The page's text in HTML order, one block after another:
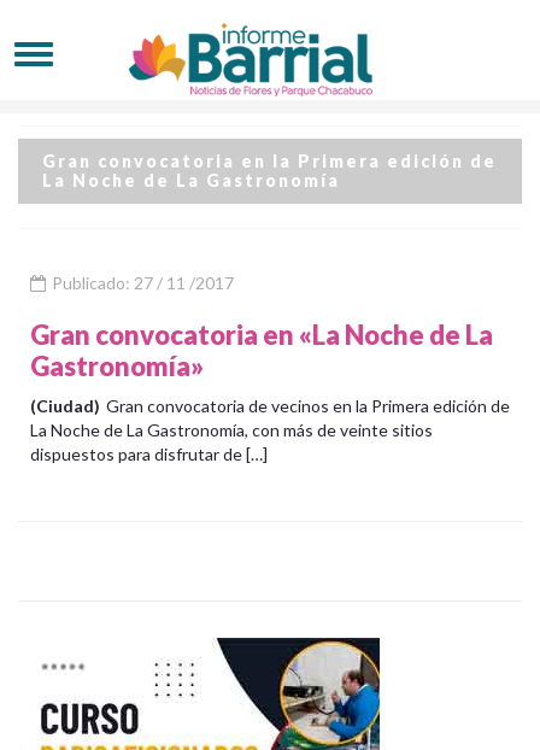
Gran convocatoria en la Primera edición de
La Noche de La Gastronomía
Publicado: 27 / 11 /2017
Gran convocatoria en «La Noche de La
Gastronomía»
(Ciudad) Gran convocatoria de vecinos en la Primera edición de
La Noche de La Gastronomía, con más de veinte sitios
dispuestos para disfrutar de […]